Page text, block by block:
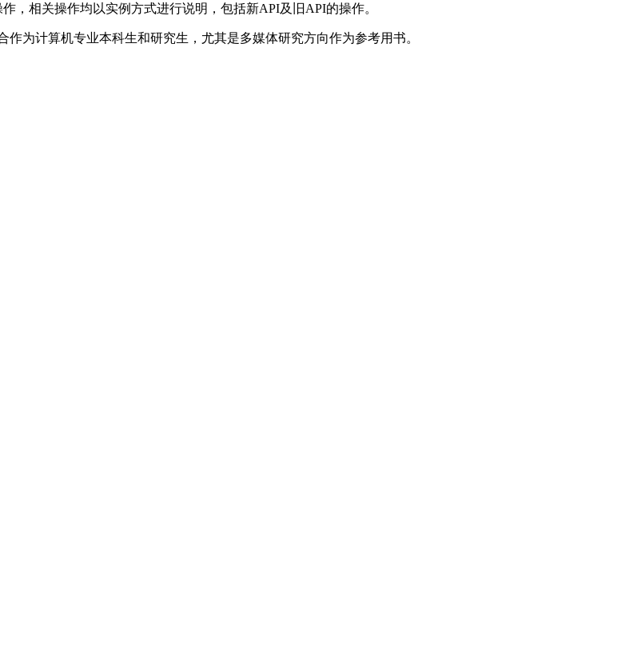
，相关操作均以实例方式进行说明，包括新API及旧API的操作。
为计算机专业本科生和研究生，尤其是多媒体研究方向作为参考用书。